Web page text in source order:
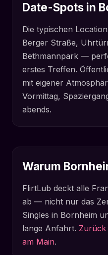
Date-Spots in
Die typischen
Berger Straße,
Bethmannpark —
erstes Treffen.
mit eigener
Vormittag,
abends.
Warum
FlirtLub deckt alle
ab — nicht nur das
Singles in Bornheim
lange Anfahrt.
am Main.